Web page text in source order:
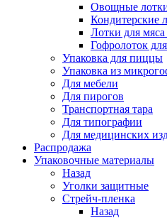
Овощные
Кондитерские
Лотки для
Гофролоток
Упаковка для пиццы
Упаковка из
Для мебели
Для пирогов
Транспортная тара
Для типографии
Для медицинских
Распродажа
Упаковочные материалы
Назад
Уголки защитные
Стрейч-пленка
Назад